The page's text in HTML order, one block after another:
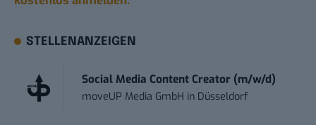
STELLENANZEIGEN
Social Media Content Creator (m/w/d)
moveUP Media GmbH in Düsseldorf